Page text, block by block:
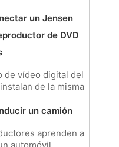
un Jensen
de DVD
de vídeo digital del
de la misma
un camión
aprenden a